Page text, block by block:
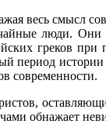
весь смысл
люди.
греков
период
современности.
обнажает